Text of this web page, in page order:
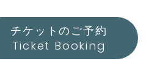
チケットのご予約
Ticket Booking